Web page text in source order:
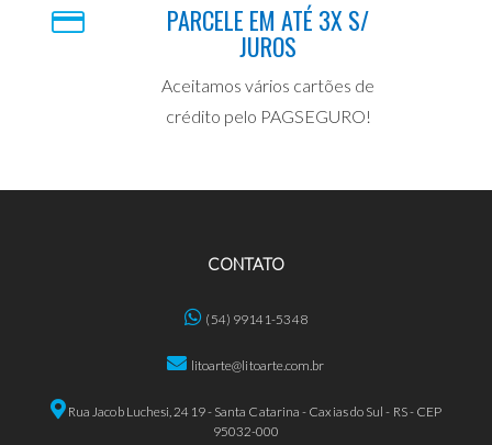
PARCELE EM ATÉ 3X S/
JUROS
Aceitamos vários cartões de
crédito pelo PAGSEGURO!
CONTATO
(54) 99141-5348
litoarte@litoarte.com.br
Rua Jacob Luchesi, 2419 - Santa Catarina - Caxias do Sul - RS - CEP
95032-000